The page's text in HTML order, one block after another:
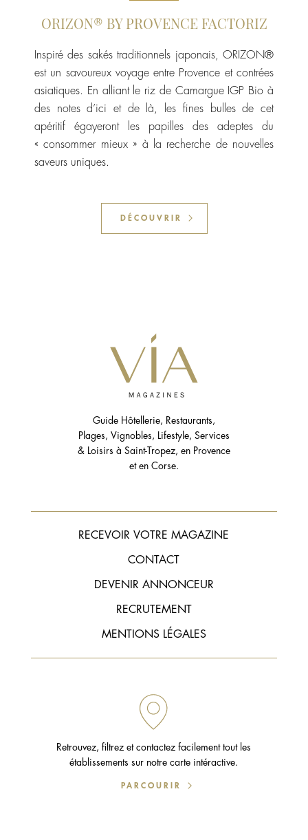
ORIZON® BY PROVENCE FACTORIZ
Inspiré des sakés traditionnels japonais, ORIZON®
est un savoureux voyage entre Provence et contrées
asiatiques. En alliant le riz de Camargue IGP Bio à
des notes d’ici et de là, les fines bulles de cet
apéritif égayeront les papilles des adeptes du
« consommer mieux » à la recherche de nouvelles
saveurs uniques.
DÉCOUVRIR
Guide Hôtellerie, Restaurants,
Plages, Vignobles, Lifestyle, Services
& Loisirs à Saint-Tropez, en Provence
et en Corse.
RECEVOIR VOTRE MAGAZINE
CONTACT
DEVENIR ANNONCEUR
RECRUTEMENT
MENTIONS LÉGALES
Retrouvez, filtrez et contactez facilement tout les
établissements sur notre carte intéractive.
PARCOURIR